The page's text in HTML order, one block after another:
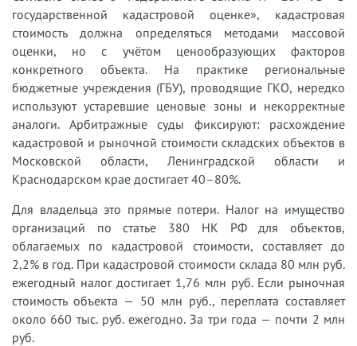
государственной кадастровой оценке», кадастровая
стоимость должна определяться методами массовой
оценки, но с учётом ценообразующих факторов
конкретного объекта. На практике региональные
бюджетные учреждения (ГБУ), проводящие ГКО, нередко
используют устаревшие ценовые зоны и некорректные
аналоги. Арбитражные суды фиксируют: расхождение
кадастровой и рыночной стоимости складских объектов в
Московской области, Ленинградской области и
Краснодарском крае достигает 40–80%.
Для владельца это прямые потери. Налог на имущество
организаций по статье 380 НК РФ для объектов,
облагаемых по кадастровой стоимости, составляет до
2,2% в год. При кадастровой стоимости склада 80 млн руб.
ежегодный налог достигает 1,76 млн руб. Если рыночная
стоимость объекта — 50 млн руб., переплата составляет
около 660 тыс. руб. ежегодно. За три года — почти 2 млн
руб.